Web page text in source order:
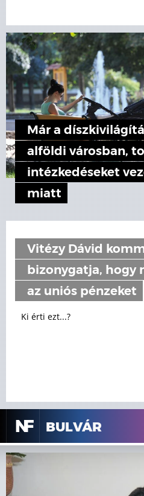
Már a
alföldi városban,
intézkedéseket
miatt
Vitézy Dávid
bizonygatja, hogy
az uniós pénzeket
Ki érti ezt...?
NF BULVÁR